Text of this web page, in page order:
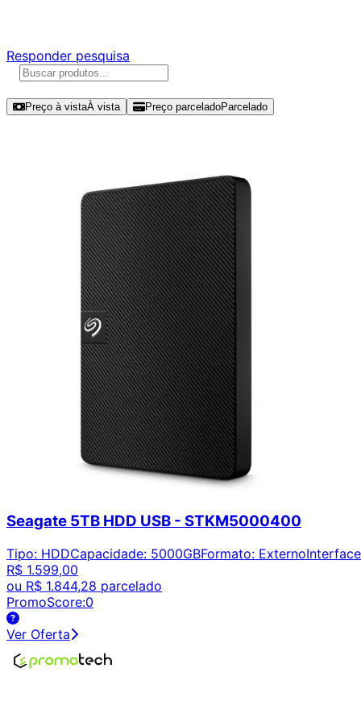
Responder pesquisa
Preço à vistaÀ vista Preço parceladoParcelado
Seagate 5TB HDD USB - STKM5000400
Tipo: HDDCapacidade: 5000GBFormato: ExternoInterface
R$ 1.599,00
ou R$ 1.844,28 parcelado
PromoScore:0
Ver Oferta